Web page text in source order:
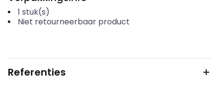
1 stuk(s)
Niet retourneerbaar product
Referenties